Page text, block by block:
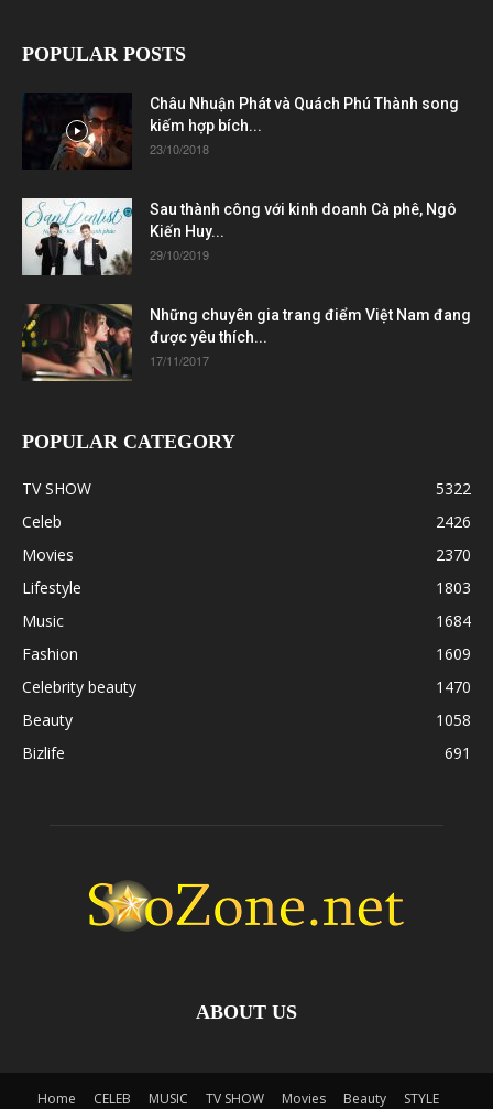
POPULAR POSTS
Châu Nhuận Phát và Quách Phú Thành song
kiếm hợp bích...
23/10/2018
Sau thành công với kinh doanh Cà phê, Ngô
Kiến Huy...
29/10/2019
Những chuyên gia trang điểm Việt Nam đang
được yêu thích...
17/11/2017
POPULAR CATEGORY
TV SHOW
5322
Celeb
2426
Movies
2370
Lifestyle
1803
Music
1684
Fashion
1609
Celebrity beauty
1470
Beauty
1058
Bizlife
691
ABOUT US
Home CELEB MUSIC TV SHOW Movies Beauty STYLE